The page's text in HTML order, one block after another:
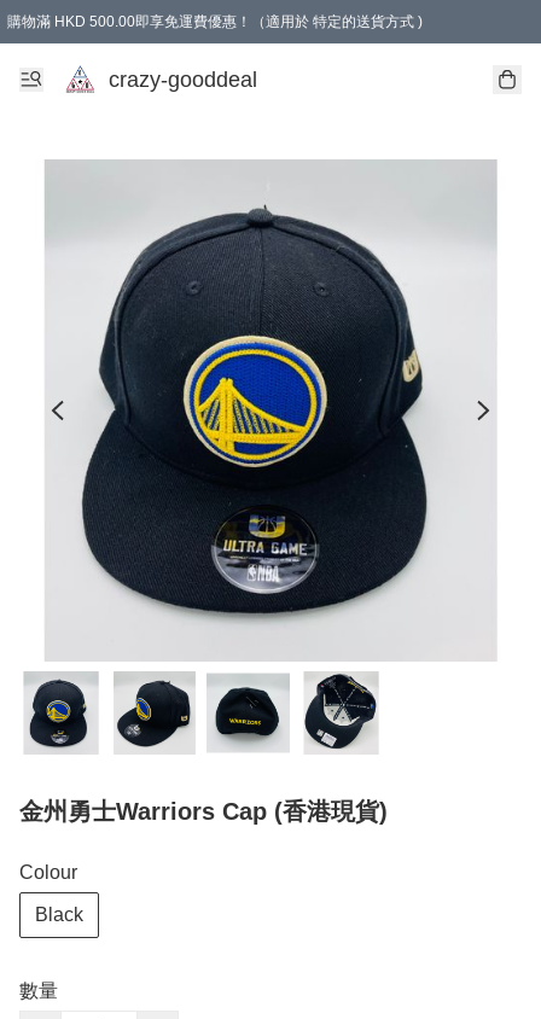
購物滿 HKD 500.00即享免運費優惠！（適用於 特定的送貨方式 )
成為會員可享免費禮品
crazy-gooddeal
金州勇士Warriors Cap (香港現貨)
Colour
Black
數量